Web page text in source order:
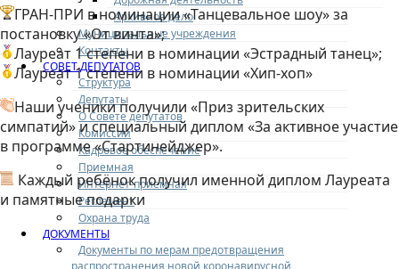
Архивное дело
Муниципальные учреждения
Контакты
СОВЕТ ДЕПУТАТОВ
Структура
Депутаты
О Совете депутатов
Комиссии
Кадровое обеспечение
Приемная
Интернет-приемная
Регламент
Охрана труда
ДОКУМЕНТЫ
Документы по мерам предотвращения
распространения новой коронавирусной
ГРАН-ПРИ в номинации «Танцевальное шоу» за
постановку «От винта»;
Лауреат 1 степени в номинации «Эстрадный танец»;
Лауреат 1 степени в номинации «Хип-хоп»
Наши ученики получили «Приз зрительских
симпатий» и специальный диплом «За активное участие
в программе «Стартинейджер».
Каждый ребёнок получил именной диплом Лауреата
и памятные подарки